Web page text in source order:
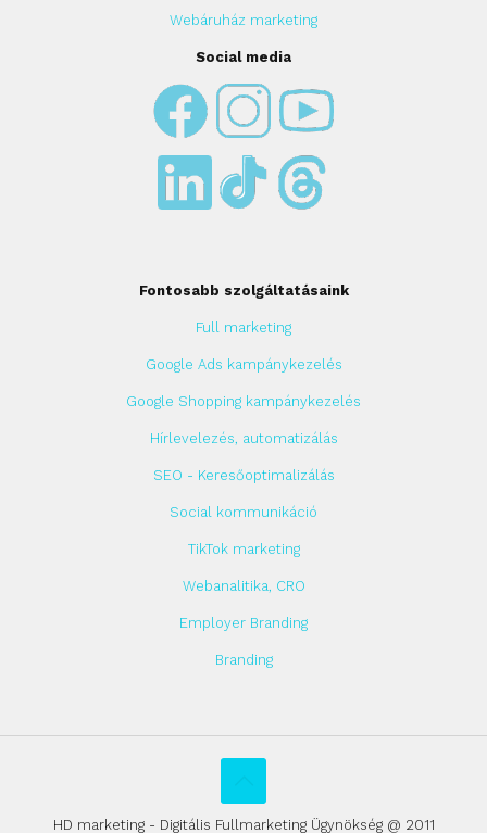
Webáruház marketing
Social media
Fontosabb szolgáltatásaink
Full marketing
Google Ads kampánykezelés
Google Shopping kampánykezelés
Hírlevelezés, automatizálás
SEO - Keresőoptimalizálás
Social kommunikáció
TikTok marketing
Webanalitika, CRO
Employer Branding
Branding
HD marketing - Digitális Fullmarketing Ügynökség @ 2011